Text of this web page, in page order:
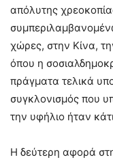
απόλυτης
χώρες, στην Κίνα,
όπου η
πράγματα τελικά
συγκλονισμός που
την υφήλιο ήταν
Η δεύτερη αφορά